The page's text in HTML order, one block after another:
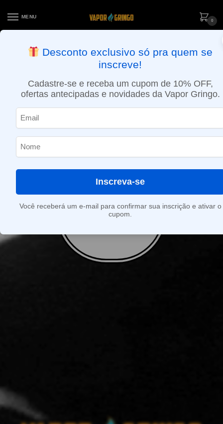
MENU
0
APROVADOS ATÉ 15:30 VIA MOTOBOY
Tutty Frutti
Desconto exclusivo só pra quem se
inscreve!
Cadastre-se e receba um cupom de 10% OFF,
ofertas antecipadas e novidades da Vapor Gringo.
Inscreva-se
Você receberá um e-mail para confirmar sua inscrição e ativar o
cupom.